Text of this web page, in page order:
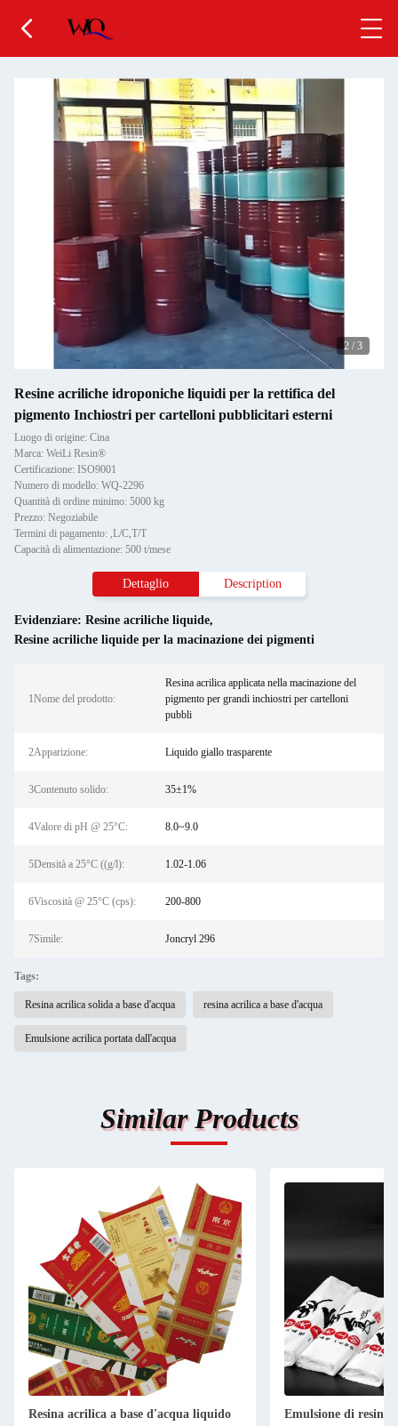
2 / 3
Resine acriliche idroponiche liquidi per la rettifica del
pigmento Inchiostri per cartelloni pubblicitari esterni
Luogo di origine: Cina
Marca: WeiLi Resin®
Certificazione: ISO9001
Numero di modello: WQ-2296
Quantità di ordine minimo: 5000 kg
Prezzo: Negoziabile
Termini di pagamento: ,L/C,T/T
Capacità di alimentazione: 500 t/mese
Dettaglio Description
Evidenziare: Resine acriliche liquide,
Resine acriliche liquide per la macinazione dei pigmenti
1Nome del prodotto:
Resina acrilica applicata nella macinazione del
pigmento per grandi inchiostri per cartelloni
pubbli
2Apparizione: Liquido giallo trasparente
3Contenuto solido: 35±1%
4Valore di pH @ 25°C: 8.0~9.0
5Densità a 25°C ((g/l): 1.02-1.06
6Viscosità @ 25°C (cps): 200-800
7Simile: Joncryl 296
Tags:
Resina acrilica solida a base d'acqua resina acrilica a base d'acqua
Emulsione acrilica portata dall'acqua
Similar Products
Resina acrilica a base d'acqua liquido
Emulsione di resina